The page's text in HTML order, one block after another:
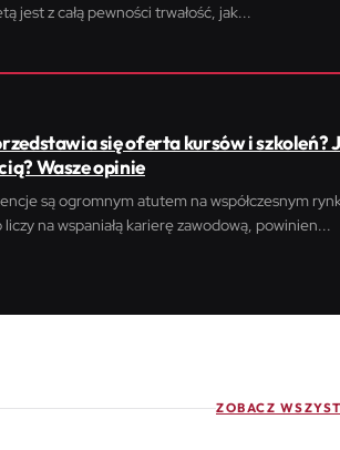
jest z całą pewności trwałość, jak...
się oferta kursów i szkoleń?
Wasze opinie
są ogromnym atutem na współczesnym
liczy na wspaniałą karierę zawodową, powinien...
ZOBACZ